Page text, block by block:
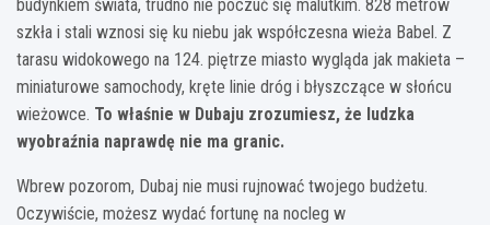
budynkiem świata, trudno nie poczuć się malutkim. 828 metrów
szkła i stali wznosi się ku niebu jak współczesna wieża Babel. Z
tarasu widokowego na 124. piętrze miasto wygląda jak makieta –
miniaturowe samochody, kręte linie dróg i błyszczące w słońcu
wieżowce. To właśnie w Dubaju zrozumiesz, że ludzka
wyobraźnia naprawdę nie ma granic.
Wbrew pozorom, Dubaj nie musi rujnować twojego budżetu.
Oczywiście, możesz wydać fortunę na nocleg w